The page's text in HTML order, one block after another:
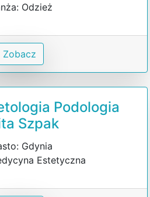
Odzież
Zobacz
Podologia
Szpak
Gdynia
Estetyczna